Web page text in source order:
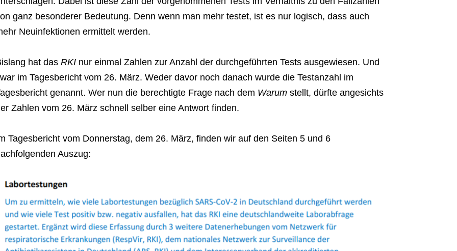
ganz besonderer Bedeutung. Denn wenn man mehr testet, ist es nur logisch, dass auch
Neuinfektionen ermittelt werden.
hat das RKInur einmal Zahlen zur Anzahl der durchgeführten Tests ausgewiesen. Und
im Tagesbericht vom 26. März. Weder davor noch danach wurde die Testanzahl im
genannt. Wer nun die berechtigte Frage nach dem Warumstellt, dürfte angesichts
Zahlen vom 26. März schnell selber eine Antwort finden.
Tagesbericht vom Donnerstag, dem 26. März, finden wir auf den Seiten 5 und 6
Auszug: